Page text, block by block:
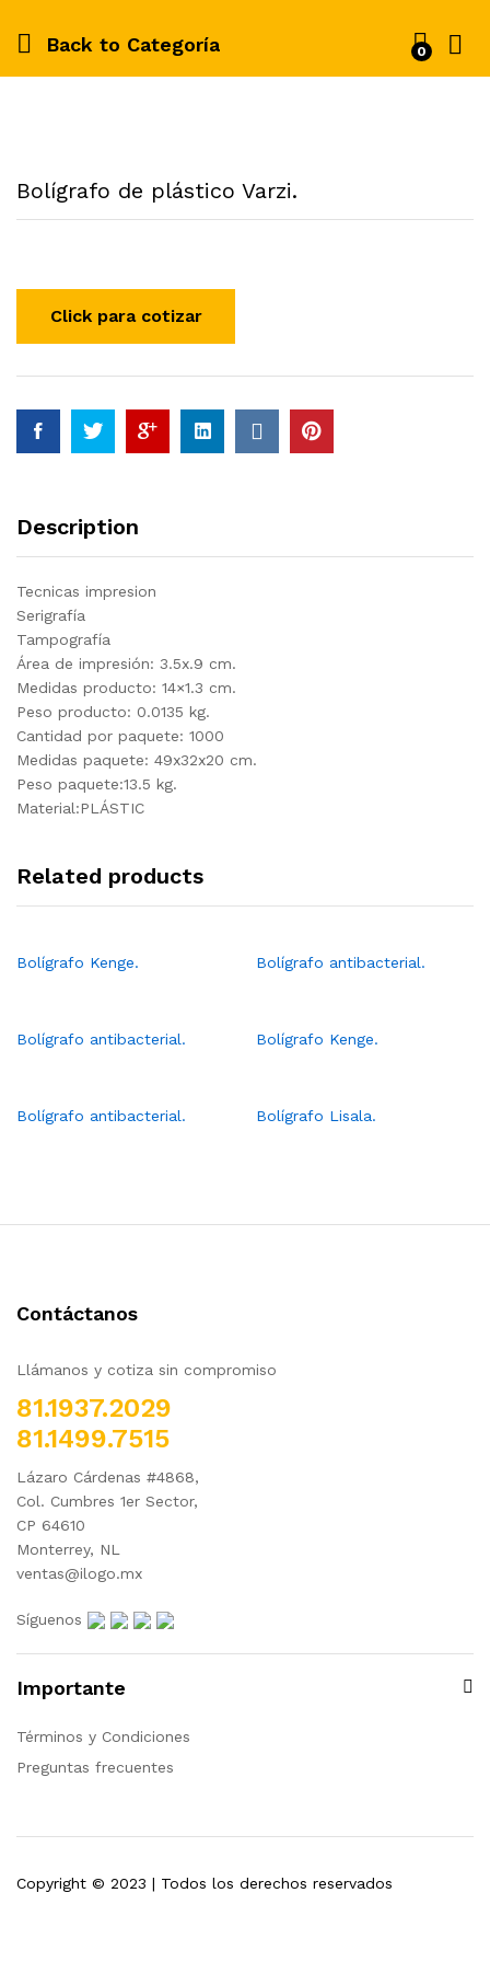
Back to Categoría 0
Bolígrafo de plástico Varzi.
Description
Tecnicas impresion
Serigrafía
Tampografía
Área de impresión: 3.5x.9 cm.
Medidas producto: 14×1.3 cm.
Peso producto: 0.0135 kg.
Cantidad por paquete: 1000
Medidas paquete: 49x32x20 cm.
Peso paquete:13.5 kg.
Material:PLÁSTIC
Related products
Bolígrafo Kenge. Bolígrafo antibacterial.
Bolígrafo antibacterial. Bolígrafo Kenge.
Bolígrafo antibacterial. Bolígrafo Lisala.
Contáctanos
Llámanos y cotiza sin compromiso
81.1937.2029
81.1499.7515
Lázaro Cárdenas #4868,
Col. Cumbres 1er Sector,
CP 64610
Monterrey, NL
ventas@ilogo.mx
Síguenos
Importante
Términos y Condiciones
Preguntas frecuentes
Copyright © 2023 | Todos los derechos reservados